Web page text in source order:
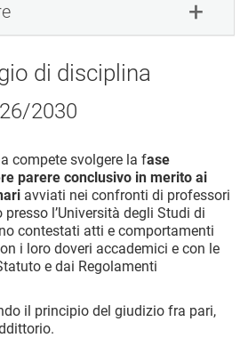
di disciplina
2030
compete svolgere la fase
parere conclusivo in merito ai
avviati nei confronti di professori
l’Università degli Studi di
contestati atti e comportamenti
i loro doveri accademici e con le
e dai Regolamenti
il principio del giudizio fra pari,